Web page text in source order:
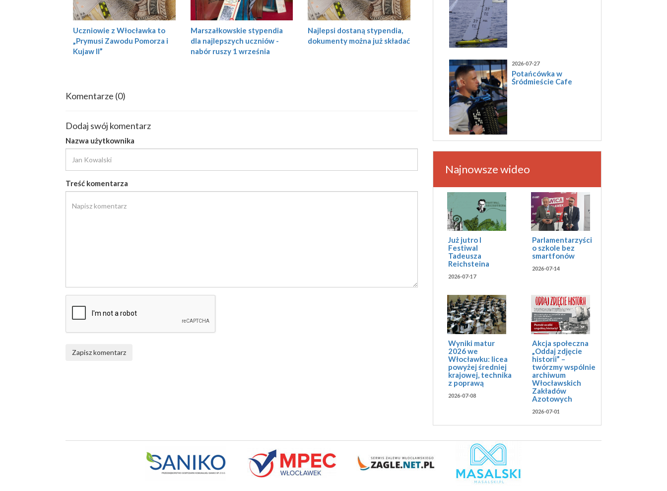
Uczniowie z Włocławka to
„Prymusi Zawodu Pomorza i
Kujaw II”
Marszałkowskie stypendia
dla najlepszych uczniów -
nabór ruszy 1 września
Najlepsi dostaną stypendia,
dokumenty można już składać
Komentarze (0)
Dodaj swój komentarz
Nazwa użytkownika
Treść komentarza
Zapisz komentarz
2026-07-27
Potańcówka w
Śródmieście Cafe
Najnowsze wideo
Już jutro I
Festiwal
Tadeusza
Reichsteina
2026-07-17
Parlamentarzyści
o szkole bez
smartfonów
2026-07-14
Wyniki matur
2026 we
Włocławku: licea
powyżej średniej
krajowej, technika
z poprawą
2026-07-08
Akcja społeczna
„Oddaj zdjęcie
historii” –
twórzmy wspólnie
archiwum
Włocławskich
Zakładów
Azotowych
2026-07-01